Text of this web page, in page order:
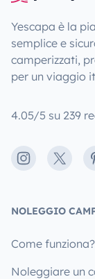
Yescapa è la
semplice e
camperizzati,
per un viaggio
4.05/5 su 239
Instagram
X
NOLEGGIO
Come funziona?
Noleggiare un